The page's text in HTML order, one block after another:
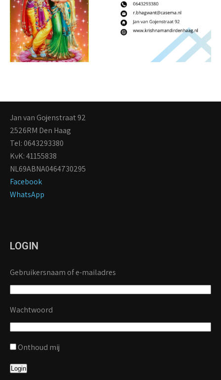
Jan van Gojenstraat 92
2526RM Den Haag
Tel: 0643293380
KvK: 41155838
NL69ABNA0464730295
Facebook
WhatsApp
LOGIN
Gebruikersnaam of e-mailadres
Wachtwoord
Onthoud mij
Login